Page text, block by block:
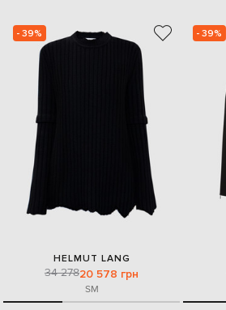
- 39%
HELMUT LANG
34 27820 578 грн
SM
- 39%